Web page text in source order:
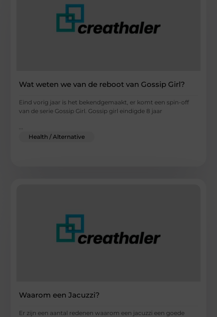
Wat weten we van de reboot van Gossip Girl?
Eind vorig jaar is het bekendgemaakt, er komt een spin-off
van de serie Gossip Girl. Gossip girl eindigde 8 jaar
Health / Alternative
Waarom een Jacuzzi?
Er zijn een aantal redenen waarom een jacuzzi een goede